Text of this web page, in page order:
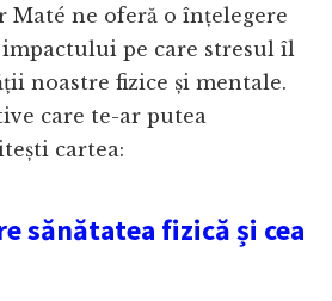
Maté ne oferă o înțelegere
pe care stresul îl
noastre fizice și mentale.
care te-ar putea
cartea:
sănătatea fizică și cea